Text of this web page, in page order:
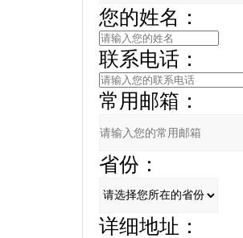
您的姓名：
联系电话：
常用邮箱：
省份：
详细地址：